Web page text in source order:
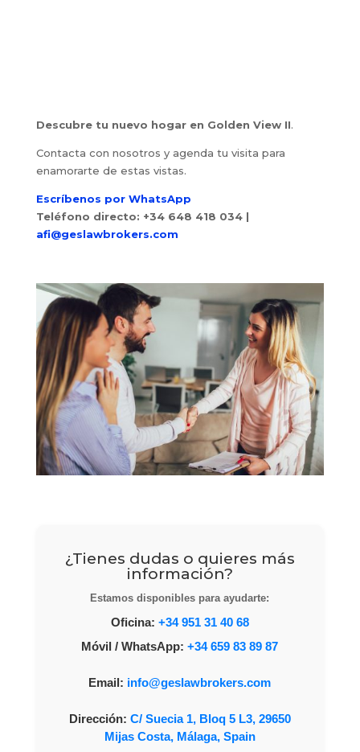
Descubre tu nuevo hogar en Golden View II.
Contacta con nosotros y agenda tu visita para
enamorarte de estas vistas.
Escríbenos por WhatsApp
Teléfono directo: +34 648 418 034 |
afi@geslawbrokers.com
¿Tienes dudas o quieres más
información?
Estamos disponibles para ayudarte:
Oficina: +34 951 31 40 68
Móvil / WhatsApp: +34 659 83 89 87
Email: info@geslawbrokers.com
Dirección: C/ Suecia 1, Bloq 5 L3, 29650
Mijas Costa, Málaga, Spain